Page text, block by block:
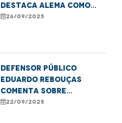
destaca Alema como
finalista do Prêmio
26/09/2025
Defensor Público
Eduardo Rebouças
comenta sobre
audiência na Câmara
22/09/2025